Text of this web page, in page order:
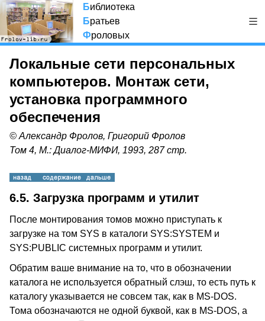
Библиотека
Братьев
Фроловых
Локальные сети персональных
компьютеров. Монтаж сети,
установка программного
обеспечения
© Александр Фролов, Григорий Фролов
Том 4, М.: Диалог-МИФИ, 1993, 287 стр.
6.5. Загрузка программ и утилит
После монтирования томов можно приступать к
загрузке на том SYS в каталоги SYS:SYSTEM и
SYS:PUBLIC системных программ и утилит.
Обратим ваше внимание на то, что в обозначении
каталога не используется обратный слэш, то есть путь к
каталогу указывается не совсем так, как в MS-DOS.
Тома обозначаются не одной буквой, как в MS-DOS, а